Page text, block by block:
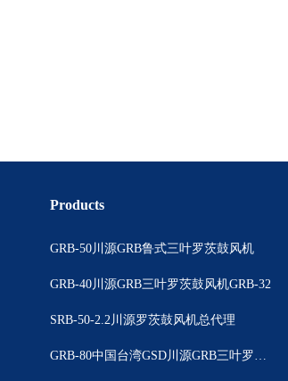
Products
GRB-50川源GRB鲁式三叶罗茨鼓风机
GRB-40川源GRB三叶罗茨鼓风机GRB-32
SRB-50-2.2川源罗茨鼓风机总代理
GRB-80中国台湾GSD川源GRB三叶罗茨鼓风机